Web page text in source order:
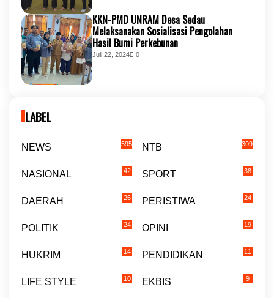
KKN-PMD UNRAM Desa Sedau
Melaksanakan Sosialisasi Pengolahan
Hasil Bumi Perkebunan
Juli 22, 2024 0
LABEL
NEWS 595 NTB 309
NASIONAL 42 SPORT 38
DAERAH 26 PERISTIWA 24
POLITIK 24 OPINI 19
HUKRIM 14 PENDIDIKAN 11
LIFE STYLE 10 EKBIS 9